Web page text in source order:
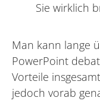
Sie wirklich
Man kann lange
PowerPoint
Vorteile
jedoch vorab